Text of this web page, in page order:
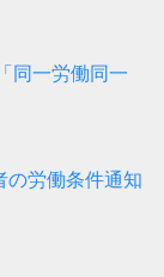
同一労働同一
労働条件通知